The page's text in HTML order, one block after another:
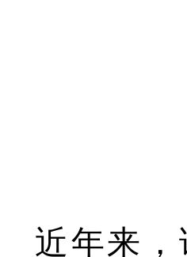
近年来